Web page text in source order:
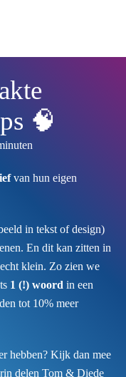
🧠
van hun eigen
in tekst of design)
En dit kan zitten in
klein. Zo zien we
1 (!) woord in een
tot 10% meer
hebben? Kijk dan mee
delen Tom & Diede